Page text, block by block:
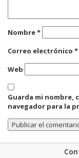
Nombre*
Correo electrónico *
Web
Guarda mi nombre,
navegador para la